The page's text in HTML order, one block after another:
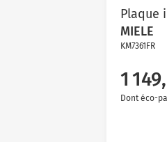
Plaque
MIELE
KM7361FR
1
Dont éco-